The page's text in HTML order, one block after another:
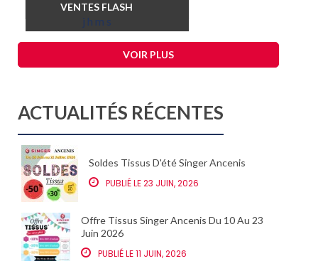
VENTES FLASH
j h m s
VOIR PLUS
ACTUALITÉS RÉCENTES
Soldes Tissus D'été Singer Ancenis
PUBLIÉ LE 23 JUIN, 2026
Offre Tissus Singer Ancenis Du 10 Au 23
Juin 2026
PUBLIÉ LE 11 JUIN, 2026